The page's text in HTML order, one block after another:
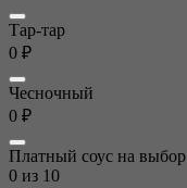
Тар-тар
0 ₽
Чесночный
0 ₽
Платный соус на выбор
0 из 10